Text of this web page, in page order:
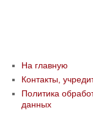
На главную
Контакты,
Политика
данных